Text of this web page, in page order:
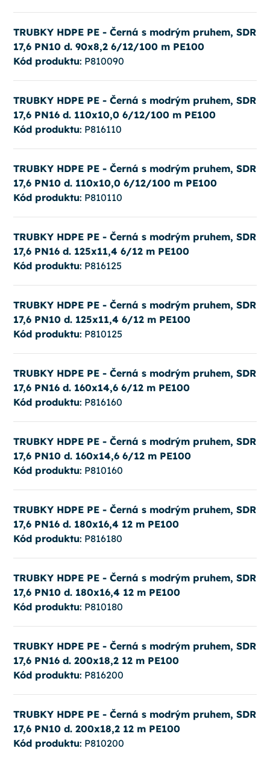
TRUBKY HDPE PE - Černá s modrým pruhem, SDR
17,6 PN10 d. 90x8,2 6/12/100 m PE100
Kód produktu: P810090
TRUBKY HDPE PE - Černá s modrým pruhem, SDR
17,6 PN16 d. 110x10,0 6/12/100 m PE100
Kód produktu: P816110
TRUBKY HDPE PE - Černá s modrým pruhem, SDR
17,6 PN10 d. 110x10,0 6/12/100 m PE100
Kód produktu: P810110
TRUBKY HDPE PE - Černá s modrým pruhem, SDR
17,6 PN16 d. 125x11,4 6/12 m PE100
Kód produktu: P816125
TRUBKY HDPE PE - Černá s modrým pruhem, SDR
17,6 PN10 d. 125x11,4 6/12 m PE100
Kód produktu: P810125
TRUBKY HDPE PE - Černá s modrým pruhem, SDR
17,6 PN16 d. 160x14,6 6/12 m PE100
Kód produktu: P816160
TRUBKY HDPE PE - Černá s modrým pruhem, SDR
17,6 PN10 d. 160x14,6 6/12 m PE100
Kód produktu: P810160
TRUBKY HDPE PE - Černá s modrým pruhem, SDR
17,6 PN16 d. 180x16,4 12 m PE100
Kód produktu: P816180
TRUBKY HDPE PE - Černá s modrým pruhem, SDR
17,6 PN10 d. 180x16,4 12 m PE100
Kód produktu: P810180
TRUBKY HDPE PE - Černá s modrým pruhem, SDR
17,6 PN16 d. 200x18,2 12 m PE100
Kód produktu: P816200
TRUBKY HDPE PE - Černá s modrým pruhem, SDR
17,6 PN10 d. 200x18,2 12 m PE100
Kód produktu: P810200